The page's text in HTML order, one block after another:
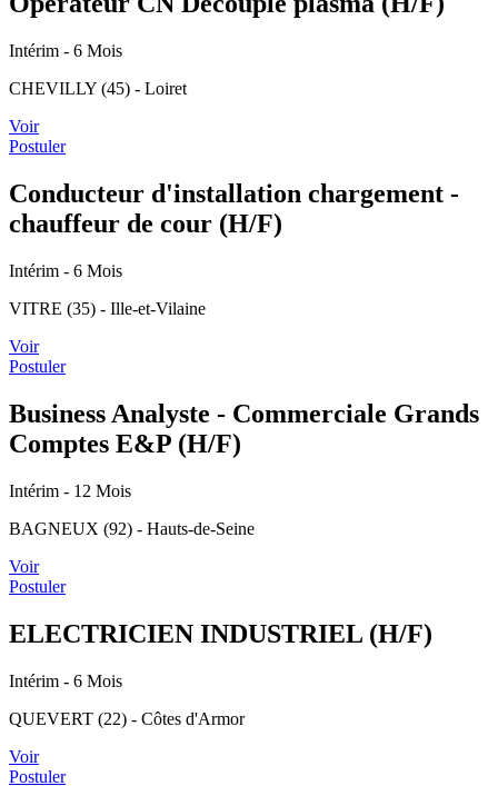
Intérim - 6 Mois
CHEVILLY (45) - Loiret
Voir
Postuler
Conducteur d'installation chargement -
chauffeur de cour (H/F)
Intérim - 6 Mois
VITRE (35) - Ille-et-Vilaine
Voir
Postuler
Business Analyste - Commerciale Grands
Comptes E&P (H/F)
Intérim - 12 Mois
BAGNEUX (92) - Hauts-de-Seine
Voir
Postuler
ELECTRICIEN INDUSTRIEL (H/F)
Intérim - 6 Mois
QUEVERT (22) - Côtes d'Armor
Voir
Postuler